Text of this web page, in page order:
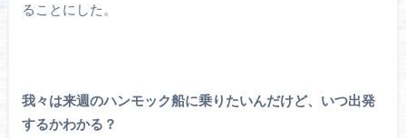
ることにした。
我々は来週のハンモック船に乗りたいんだけど、いつ出発
するかわかる？